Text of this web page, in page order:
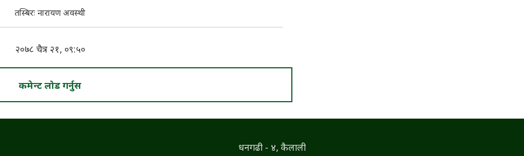
तस्बिरः नारायण अवस्थी
२०७८ चैत्र २१, ०९:५०
कमेन्ट लोड गर्नुस
धनगढी - ४, कैलाली